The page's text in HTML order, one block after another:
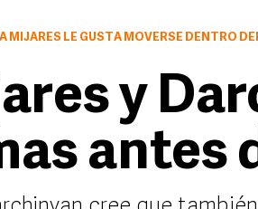
A MIJARES LE GUSTA MOVERSE DENTRO DEL
y
antes